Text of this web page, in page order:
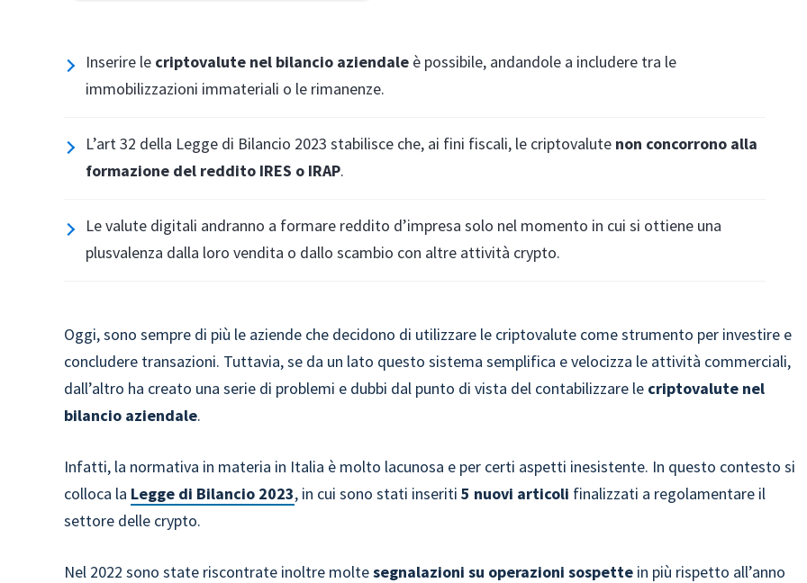
Inserire le criptovalute nel bilancio aziendale è possibile, andandole a includere tra le
immobilizzazioni immateriali o le rimanenze.
L’art 32 della Legge di Bilancio 2023 stabilisce che, ai fini fiscali, le criptovalute non concorrono alla
formazione del reddito IRES o IRAP.
Le valute digitali andranno a formare reddito d’impresa solo nel momento in cui si ottiene una
plusvalenza dalla loro vendita o dallo scambio con altre attività crypto.
Oggi, sono sempre di più le aziende che decidono di utilizzare le criptovalute come strumento per investire e
concludere transazioni. Tuttavia, se da un lato questo sistema semplifica e velocizza le attività commerciali,
dall’altro ha creato una serie di problemi e dubbi dal punto di vista del contabilizzare le criptovalute nel
bilancio aziendale.
Infatti, la normativa in materia in Italia è molto lacunosa e per certi aspetti inesistente. In questo contesto si
colloca la Legge di Bilancio 2023, in cui sono stati inseriti5 nuovi articoli finalizzati a regolamentare il
settore delle crypto.
Nel 2022 sono state riscontrate inoltre moltesegnalazioni su operazioni sospette in più rispetto all’anno